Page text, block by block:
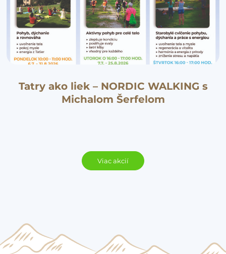
Tatry ako liek – NORDIC WALKING s
Michalom Šerfelom
Viac akcií